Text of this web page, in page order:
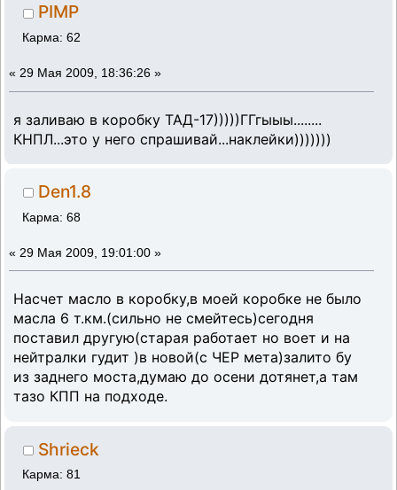
PIMP
Карма: 62
« 29 Мая 2009, 18:36:26 »
я заливаю в коробку ТАД-17)))))ГГгыыы........
КНПЛ...это у него спрашивай...наклейки)))))))
Den1.8
Карма: 68
« 29 Мая 2009, 19:01:00 »
Насчет масло в коробку,в моей коробке не было
масла 6 т.км.(сильно не смейтесь)сегодня
поставил другую(старая работает но воет и на
нейтралки гудит )в новой(с ЧЕР мета)залито бу
из заднего моста,думаю до осени дотянет,а там
тазо КПП на подходе.
Shrieck
Карма: 81